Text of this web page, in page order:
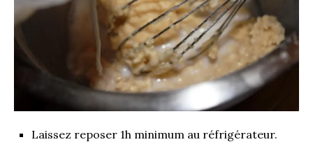
Laissez reposer 1h minimum au réfrigérateur.